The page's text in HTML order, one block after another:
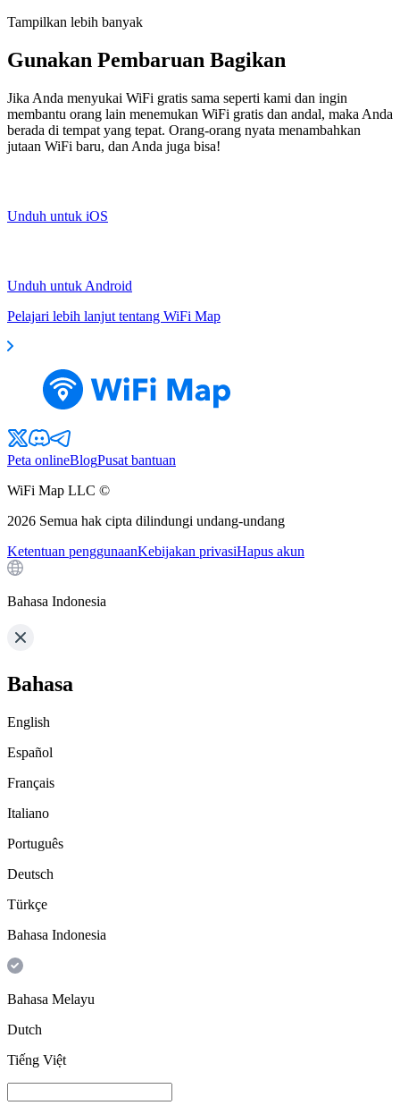
Tampilkan lebih banyak
Gunakan Pembaruan Bagikan
Jika Anda menyukai WiFi gratis sama seperti kami dan ingin
membantu orang lain menemukan WiFi gratis dan andal, maka Anda
berada di tempat yang tepat. Orang-orang nyata menambahkan
jutaan WiFi baru, dan Anda juga bisa!
Unduh untuk iOS
Unduh untuk Android
Pelajari lebih lanjut tentang WiFi Map
Peta onlineBlogPusat bantuan
WiFi Map LLC ©
2026 Semua hak cipta dilindungi undang-undang
Ketentuan penggunaanKebijakan privasiHapus akun
Bahasa Indonesia
Bahasa
English
Español
Français
Italiano
Português
Deutsch
Türkçe
Bahasa Indonesia
Bahasa Melayu
Dutch
Tiếng Việt